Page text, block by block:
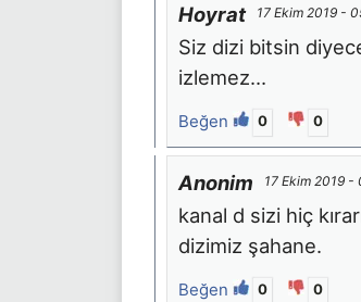
Hoyrat 17 Ekim 2019 -
Siz dizi bitsin
izlemez…
Beğen 0 0
Anonim 17 Ekim 2019 -
kanal d sizi hiç
dizimiz şahane.
Beğen 0 0